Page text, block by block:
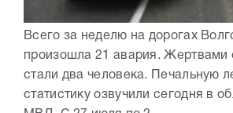
Всего за неделю на дорогах
произошла 21 авария. Жертвами
стали два человека. Печальную
статистику озвучили сегодня в